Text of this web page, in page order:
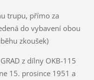
trupu, přímo za
do vybavení obou
zkoušek)
z dílny OKB-115
15. prosince 1951 a